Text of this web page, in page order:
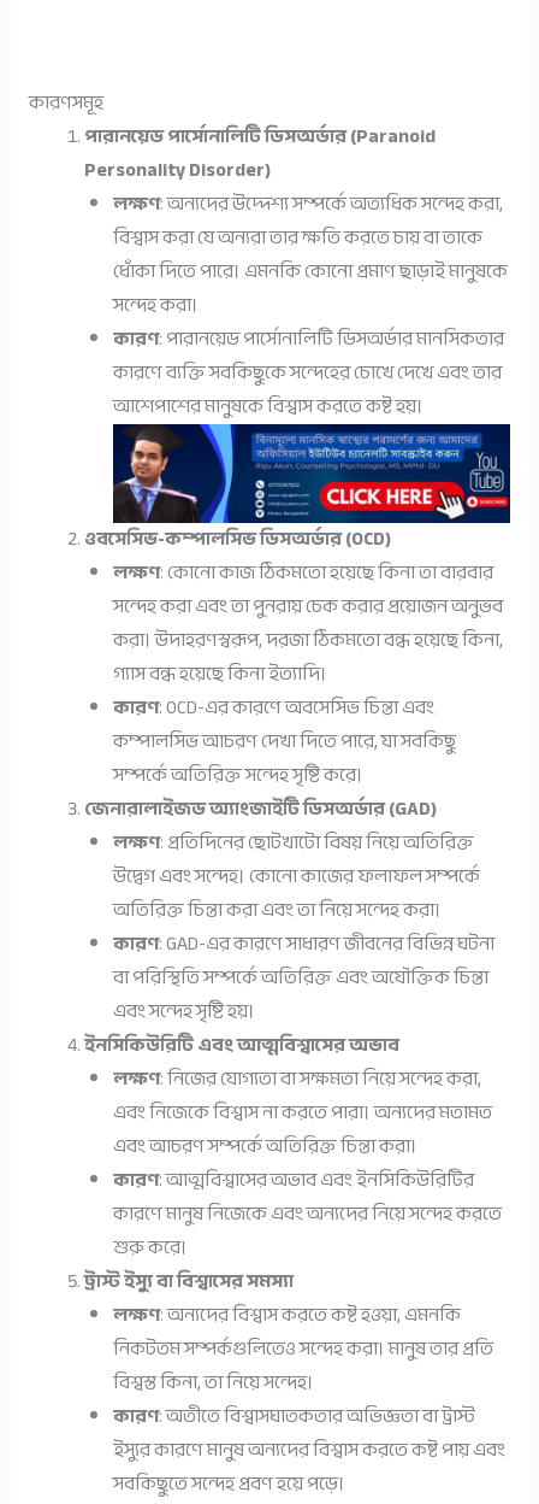
কারণসমূহ
পারানয়েড পার্সোনালিটি ডিসঅর্ডার (Paranoid
Personality Disorder)
লক্ষণ: অন্যদের উদ্দেশ্য সম্পর্কে অত্যধিক সন্দেহ করা,
বিশ্বাস করা যে অন্যরা তার ক্ষতি করতে চায় বা তাকে
ধোঁকা দিতে পারে। এমনকি কোনো প্রমাণ ছাড়াই মানুষকে
সন্দেহ করা।
কারণ: পারানয়েড পার্সোনালিটি ডিসঅর্ডার মানসিকতার
কারণে ব্যক্তি সবকিছুকে সন্দেহের চোখে দেখে এবং তার
আশেপাশের মানুষকে বিশ্বাস করতে কষ্ট হয়।
ওবসেসিভ-কম্পালসিভ ডিসঅর্ডার (OCD)
লক্ষণ: কোনো কাজ ঠিকমতো হয়েছে কিনা তা বারবার
সন্দেহ করা এবং তা পুনরায় চেক করার প্রয়োজন অনুভব
করা। উদাহরণস্বরূপ, দরজা ঠিকমতো বন্ধ হয়েছে কিনা,
গ্যাস বন্ধ হয়েছে কিনা ইত্যাদি।
কারণ: OCD-এর কারণে অবসেসিভ চিন্তা এবং
কম্পালসিভ আচরণ দেখা দিতে পারে, যা সবকিছু
সম্পর্কে অতিরিক্ত সন্দেহ সৃষ্টি করে।
জেনারালাইজড অ্যাংজাইটি ডিসঅর্ডার (GAD)
লক্ষণ: প্রতিদিনের ছোটখাটো বিষয় নিয়ে অতিরিক্ত
উদ্বেগ এবং সন্দেহ। কোনো কাজের ফলাফল সম্পর্কে
অতিরিক্ত চিন্তা করা এবং তা নিয়ে সন্দেহ করা।
কারণ: GAD-এর কারণে সাধারণ জীবনের বিভিন্ন ঘটনা
বা পরিস্থিতি সম্পর্কে অতিরিক্ত এবং অযৌক্তিক চিন্তা
এবং সন্দেহ সৃষ্টি হয়।
ইনসিকিউরিটি এবং আত্মবিশ্বাসের অভাব
লক্ষণ: নিজের যোগ্যতা বা সক্ষমতা নিয়ে সন্দেহ করা,
এবং নিজেকে বিশ্বাস না করতে পারা। অন্যদের মতামত
এবং আচরণ সম্পর্কে অতিরিক্ত চিন্তা করা।
কারণ: আত্মবিশ্বাসের অভাব এবং ইনসিকিউরিটির
কারণে মানুষ নিজেকে এবং অন্যদের নিয়ে সন্দেহ করতে
শুরু করে।
ট্রাস্ট ইস্যু বা বিশ্বাসের সমস্যা
লক্ষণ: অন্যদের বিশ্বাস করতে কষ্ট হওয়া, এমনকি
নিকটতম সম্পর্কগুলিতেও সন্দেহ করা। মানুষ তার প্রতি
বিশ্বস্ত কিনা, তা নিয়ে সন্দেহ।
কারণ: অতীতে বিশ্বাসঘাতকতার অভিজ্ঞতা বা ট্রাস্ট
ইস্যুর কারণে মানুষ অন্যদের বিশ্বাস করতে কষ্ট পায় এবং
সবকিছুতে সন্দেহ প্রবণ হয়ে পড়ে।